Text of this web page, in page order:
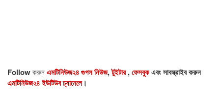
Followকরুনএমটিনিউজ২৪ গুগল নিউজ,টুইটার,ফেসবুকএবং সাবস্ক্রাইব করুন
এমটিনিউজ২৪ ইউটিউব চ্যানেলে।